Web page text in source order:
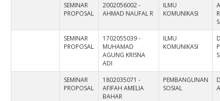
SEMINAR
PROPOSAL
2002056002 -
AHMAD NAUFAL R
ILMU
KOMUNIKASI
SEMINAR
PROPOSAL
1702055039 -
MUHAMAD
AGUNG KRISNA
ADI
ILMU
KOMUNIKASI
SEMINAR
PROPOSAL
1802035071 -
AFIFAH AMELIA
BAHAR
PEMBANGUNAN
SOSIAL